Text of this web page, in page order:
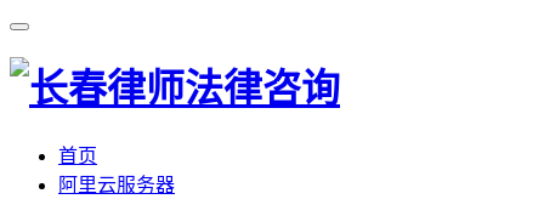
首页
阿里云服务器